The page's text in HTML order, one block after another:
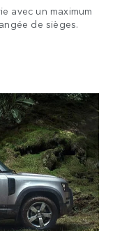
avec un maximum
de sièges.